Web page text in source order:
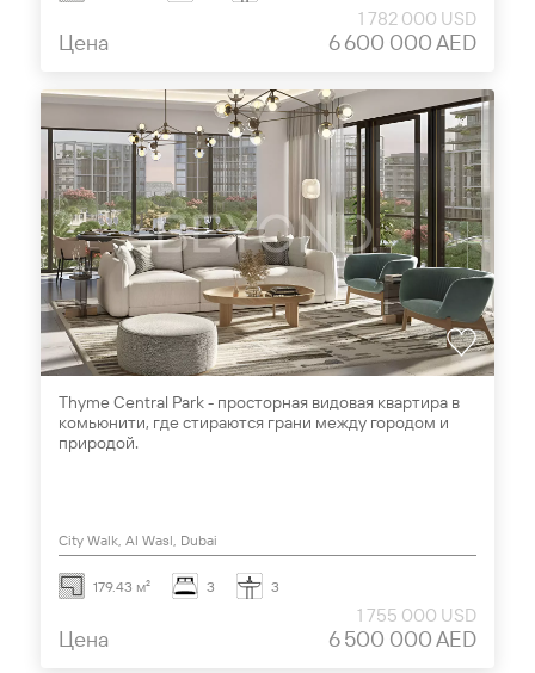
Цена
1 782 000 USD
6 600 000 AED
Thyme Central Park - просторная видовая квартира в
комьюнити, где стираются грани между городом и
природой.
City Walk, Al Wasl, Dubai
179.43 м² 3 3
Цена
1 755 000 USD
6 500 000 AED